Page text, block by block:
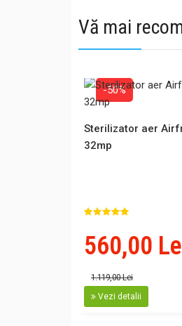
Vă mai
-50%
Sterilizator aer
32mp
560,00
1.119,00 Lei
Vezi detalii